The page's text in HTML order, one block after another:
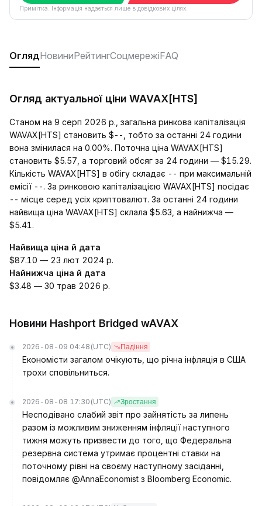
Примітка. Інформація надається лише в довідкових цілях.
ОглядНовиниРейтингСоцмережіFAQ
Огляд актуальної ціни WAVAX[HTS]
Станом на 9 серп 2026 р., загальна ринкова капіталізація
WAVAX[HTS] становить $--, тобто за останні 24 години
вона змінилася на 0.00%. Поточна ціна WAVAX[HTS]
становить $5.57, а торговий обсяг за 24 години — $15.29.
Кількість WAVAX[HTS] в обігу складає -- при максимальній
емісії --. За ринковою капіталізацією WAVAX[HTS] посідає
-- місце серед усіх криптовалют. За останні 24 години
найвища ціна WAVAX[HTS] склала $5.63, а найнижча —
$5.41.
Найвища ціна й дата
$87.10 — 23 лют 2024 р.
Найнижча ціна й дата
$3.48 — 30 трав 2026 р.
Новини Hashport Bridged wAVAX
2026-08-09 04:48 (UTC) Падіння
Економісти загалом очікують, що річна інфляція в США
трохи сповільниться.
2026-08-08 17:30 (UTC) Зростання
Несподівано слабий звіт про зайнятість за липень
разом із можливим зниженням інфляції наступного
тижня можуть призвести до того, що Федеральна
резервна система утримає процентні ставки на
поточному рівні на своєму наступному засіданні,
повідомляє @AnnaEconomist з Bloomberg Economic.